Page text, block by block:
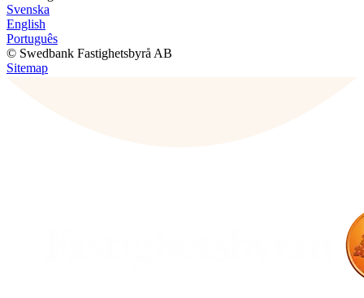
Svenska
English
Português
© Swedbank Fastighetsbyrå AB
Sitemap